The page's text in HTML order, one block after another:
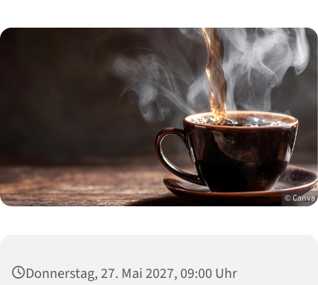
© Canva
Donnerstag, 27. Mai 2027, 09:00 Uhr